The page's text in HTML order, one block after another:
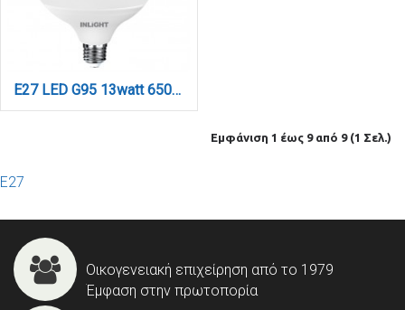
E27 LED G95 13watt 6500K Ψυχρό Λευκό (7.27.15.14.3)
Εμφάνιση 1 έως 9 από 9 (1 Σελ.)
E27
Οικογενειακή επιχείρηση από το 1979
Έμφαση στην πρωτοπορία